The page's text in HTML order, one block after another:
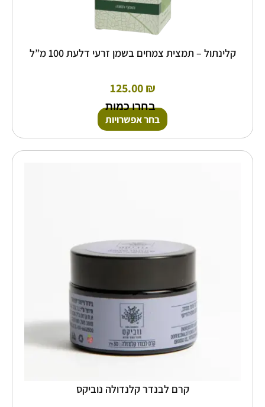
קלינתול – תמצית צמחים בשמן זרעי דלעת 100 מ”ל
125.00₪
בחרו כמות
בחר אפשרויות
קרם לבנדר קלנדולה נוביקס
את
האפשרויות